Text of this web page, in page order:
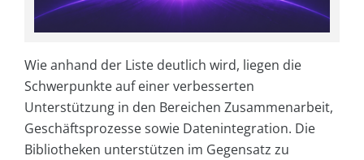
Wie anhand der Liste deutlich wird, liegen die
Schwerpunkte auf einer verbesserten
Unterstützung in den Bereichen Zusammenarbeit,
Geschäftsprozesse sowie Datenintegration. Die
Bibliotheken unterstützen im Gegensatz zu